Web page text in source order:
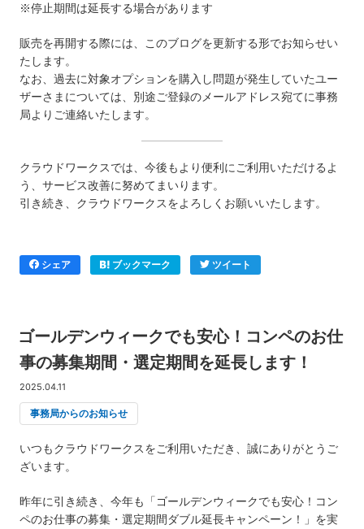
※停止期間は延長する場合があります
販売を再開する際には、このブログを更新する形でお知らせい
たします。
なお、過去に対象オプションを購入し問題が発生していたユー
ザーさまについては、別途ご登録のメールアドレス宛てに事務
局よりご連絡いたします。
クラウドワークスでは、今後もより便利にご利用いただけるよ
う、サービス改善に努めてまいります。
引き続き、クラウドワークスをよろしくお願いいたします。
シェア ブックマーク ツイート
ゴールデンウィークでも安心！コンペのお仕
事の募集期間・選定期間を延長します！
2025.04.11
事務局からのお知らせ
いつもクラウドワークスをご利用いただき、誠にありがとうご
ざいます。
昨年に引き続き、今年も「ゴールデンウィークでも安心！コン
ペのお仕事の募集・選定期間ダブル延長キャンペーン！」を実